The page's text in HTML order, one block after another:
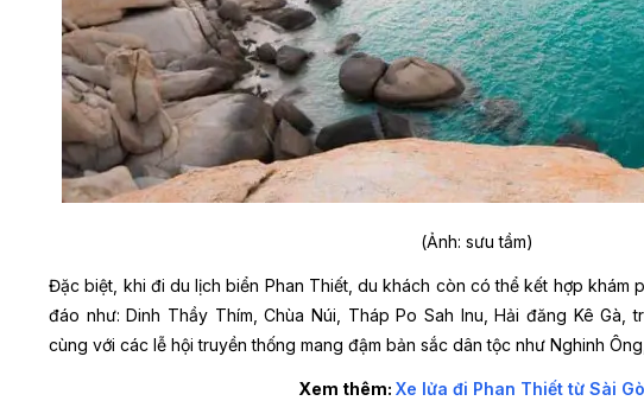
(Ảnh: sưu tầm)
Đặc biệt, khi đi du lịch biển Phan Thiết, du khách còn có thể kết hợp khám
đáo như: Dinh Thầy Thím, Chùa Núi, Tháp Po Sah Inu, Hải đăng Kê Gà,
cùng với các lễ hội truyền thống mang đậm bản sắc dân tộc như Nghinh
Xem thêm:Xe lửa đi Phan Thiết từ Sài